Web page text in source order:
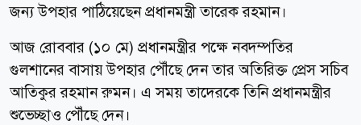
জন্য উপহার পাঠিয়েছেন প্রধানমন্ত্রী তারেক রহমান।
আজ রোববার (১০ মে) প্রধানমন্ত্রীর পক্ষে নবদম্পতির
গুলশানের বাসায় উপহার পৌঁছে দেন তার অতিরিক্ত প্রেস সচিব
আতিকুর রহমান রুমন। এ সময় তাদেরকে তিনি প্রধানমন্ত্রীর
শুভেচ্ছাও পৌঁছে দেন।